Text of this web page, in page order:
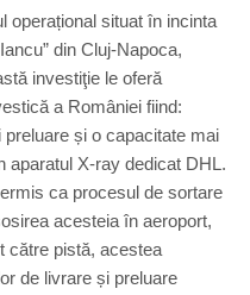
operațional situat în incinta
din Cluj-Napoca,
investiţie le oferă
a României fiind:
și o capacitate mai
aparatul X-ray dedicat DHL.
ca procesul de sortare
acesteia în aeroport,
către pistă, acestea
de livrare și preluare